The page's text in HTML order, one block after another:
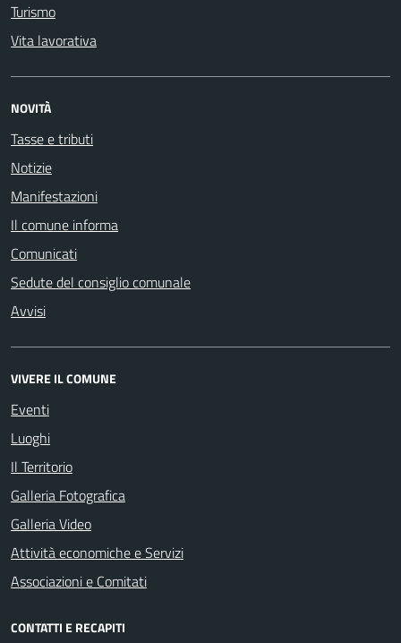
Turismo
Vita lavorativa
NOVITÀ
Tasse e tributi
Notizie
Manifestazioni
Il comune informa
Comunicati
Sedute del consiglio comunale
Avvisi
VIVERE IL COMUNE
Eventi
Luoghi
Il Territorio
Galleria Fotografica
Galleria Video
Attività economiche e Servizi
Associazioni e Comitati
CONTATTI E RECAPITI